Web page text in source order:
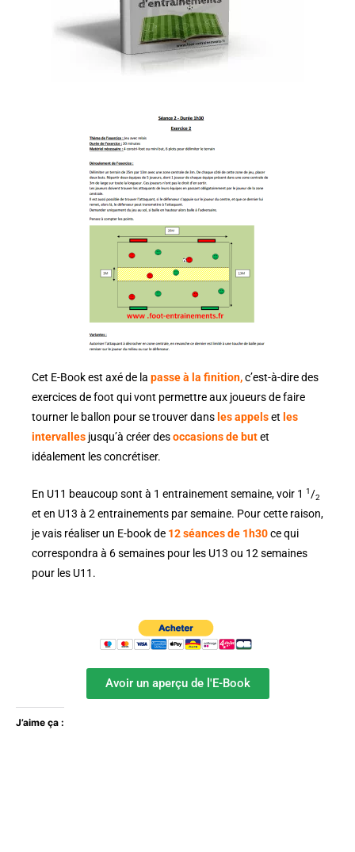
Cet E-Book est axé de la passe à la finition,c’est-à-dire des
exercices de foot qui vont permettre aux joueurs de faire
tourner le ballon pour se trouver dans les appelset les
intervalles jusqu’à créer desoccasions de butet
idéalement les concrétiser.
En U11 beaucoup sont à 1 entrainement semaine, voir 1 1 /2
et en U13 à 2 entrainements par semaine. Pour cette raison,
je vais réaliser un E-book de 12 séances de 1h30ce qui
correspondra à 6 semaines pour les U13 ou 12 semaines
pour les U11.
Avoir un aperçu de l'E-Book
J’aime ça :